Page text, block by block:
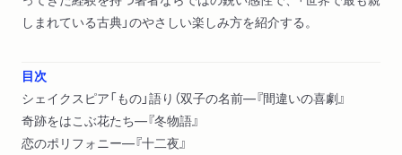
しまれている古典」のやさしい楽しみ方を紹介する。
目次
シェイクスピア「もの」語り（双子の名前―『間違いの喜劇』
奇跡をはこぶ花たち―『冬物語』
恋のポリフォニー―『十二夜』